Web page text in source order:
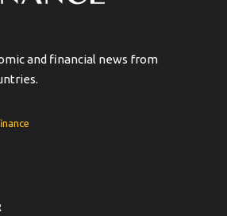
and financial news from